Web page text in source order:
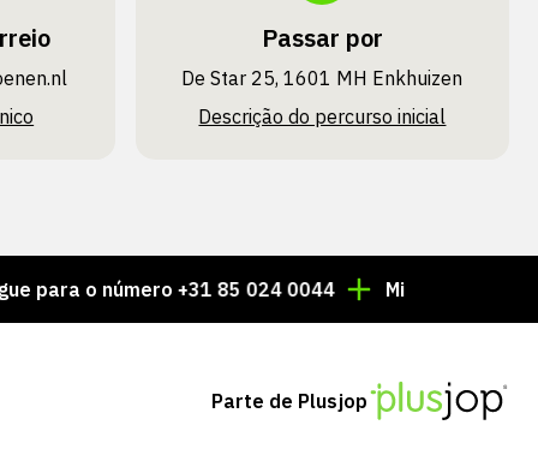
Passar por
De Star 25, 1601 MH Enkhuizen
Descrição do percurso inicial
número +31 85 024 0044 Milhares de artigos
Parte de Plusjop